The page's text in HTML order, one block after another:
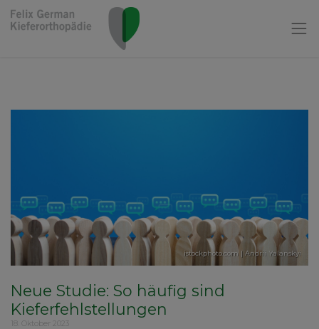
istockphoto.com | Andrii Yalanskyi
Neue Studie: So häufig sind
Kieferfehlstellungen
18. Oktober 2023